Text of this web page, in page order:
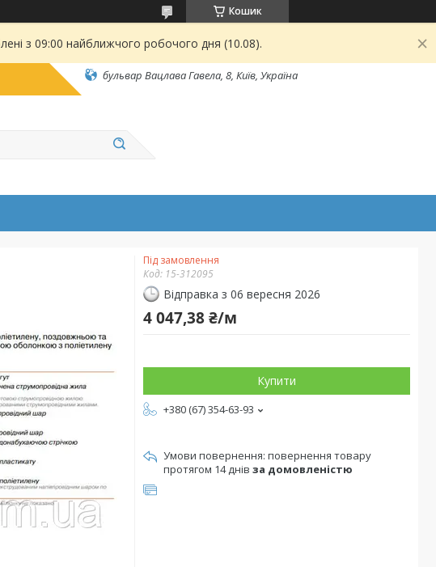
Кошик
з 09:00 найближчого робочого дня (10.08).
бульвар Вацлава Гавела, 8, Київ, Україна
Під замовлення
Код: 15-312095
Відправка з 06 вересня 2026
4 047,38 ₴/м
Купити
+380 (67) 354-63-93
повернення товару
протягом 14 днів за домовленістю